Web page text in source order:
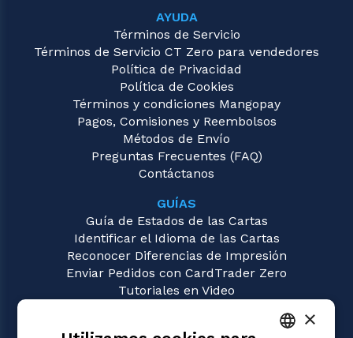
AYUDA
Términos de Servicio
Términos de Servicio CT Zero para vendedores
Política de Privacidad
Política de Cookies
Términos y condiciones Mangopay
Pagos, Comisiones y Reembolsos
Métodos de Envío
Preguntas Frecuentes (FAQ)
Contáctanos
GUÍAS
Guía de Estados de las Cartas
Identificar el Idioma de las Cartas
Reconocer Diferencias de Impresión
Enviar Pedidos con CardTrader Zero
Tutoriales en Video
×